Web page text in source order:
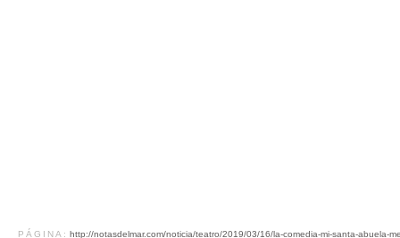
PÁGINA: http://notasdelmar.com/noticia/teatro/2019/03/16/la-comedia-mi-santa-abuela-